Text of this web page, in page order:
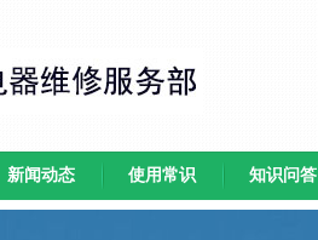
新闻动态 使用常识 知识问答